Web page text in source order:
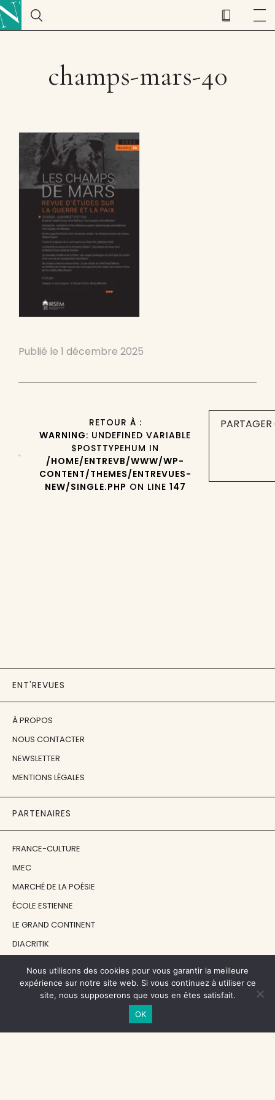
champs-mars-40
Publié le 1 décembre 2025
RETOUR À :
WARNING: UNDEFINED VARIABLE
$POSTTYPEHUM IN
/HOME/ENTREVB/WWW/WP-
CONTENT/THEMES/ENTREVUES-
NEW/SINGLE.PHP ON LINE 147
ENT'REVUES
À PROPOS
NOUS CONTACTER
NEWSLETTER
MENTIONS LÉGALES
PARTENAIRES
FRANCE-CULTURE
IMEC
MARCHÉ DE LA POÉSIE
ÉCOLE ESTIENNE
LE GRAND CONTINENT
DIACRITIK
NOS SOUTIENS
CENTRE NATIONAL DU LIVRE
Nous utilisons des cookies pour vous garantir la meilleure
expérience sur notre site web. Si vous continuez à utiliser ce
site, nous supposerons que vous en êtes satisfait.
OK